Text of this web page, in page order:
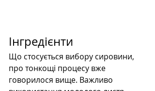
Інгредієнти
Що стосується вибору сировини,
про тонкощі процесу вже
говорилося вище. Важливо